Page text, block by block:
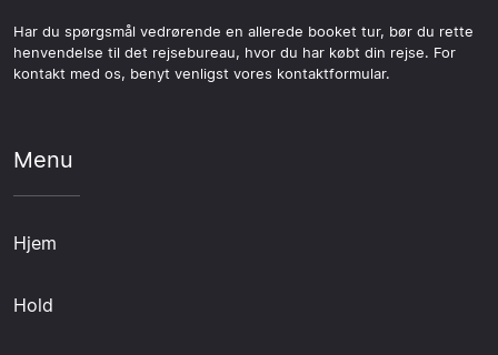
Har du spørgsmål vedrørende en allerede booket tur, bør du rette
henvendelse til det rejsebureau, hvor du har købt din rejse. For
kontakt med os, benyt venligst vores kontaktformular.
Menu
Hjem
Hold